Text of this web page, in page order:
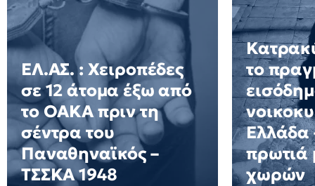
ΕΛ.ΑΣ. : Χειροπέδες
σε 12 άτομα έξω από
το ΟΑΚΑ πριν τη
σέντρα του
Παναθηναϊκός –
ΤΣΣΚΑ 1948
το
Ελλάδα
πρωτιά
χωρών